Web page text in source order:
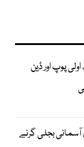
پوپ اور ڈین
آسمانی بجلی گرنے